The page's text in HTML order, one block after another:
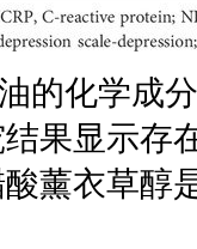
的化学成
果显示存
薰衣草醇